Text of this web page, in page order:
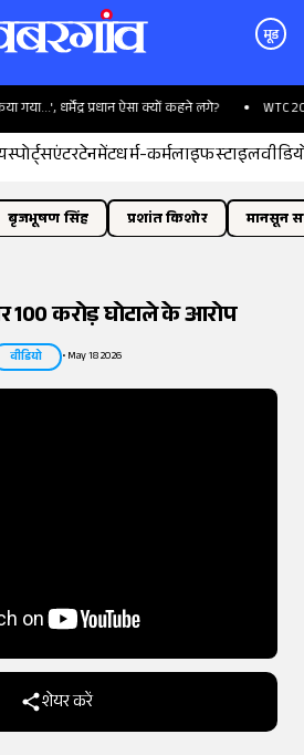
मूड
ऐसा क्यों कहने लगे? WTC 2025-26 में भारत के
स्पोर्ट्सएंटरटेनमेंटधर्म-कर्मलाइफस्टाइल
बृजभूषण सिंह प्रशांत किशोर मानसून
100 करोड़ घोटाले के आरोप
वीडियो •May 18 2026
शेयर करें